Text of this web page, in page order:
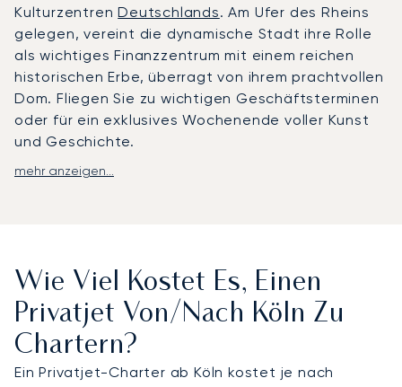
KulturzentrenDeutschlands. Am Ufer des Rheins
gelegen, vereint die dynamische Stadt ihre Rolle
als wichtiges Finanzzentrum mit einem reichen
historischen Erbe, überragt von ihrem prachtvollen
Dom. Fliegen Sie zu wichtigen Geschäftsterminen
oder für ein exklusives Wochenende voller Kunst
und Geschichte.
Mit LunaJets wird jedes Detail Ihrer Reise
Ihrer Wahl. Wir richten uns vollständig nach Ihrem
Zeitplan und stellen sicher, dass Sie pünktlich
ankommen – sei es für ein entscheidendes
Meeting oder eine Abendvorstellung in der Kölner
Philharmonie.
mehr anzeigen...
Wie Viel Kostet Es, Einen
Privatjet Von/nach Köln Zu
Chartern?
Ein Privatjet-Charter ab Köln kostet je nach